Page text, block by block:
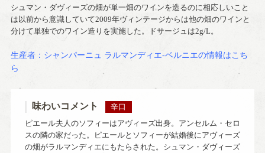
シュマン・ダヴィーズの畑が単一畑のワインを造るのに相応しいこと
は以前から意識していて2009年ヴィンテージからは他の畑のワインと
分けて単独でのワイン造りを実施した。ドサージュは2g/L。
生産者：シャンパーニュ ラルマンディエ‐ベルニエの情報はこち
ら
味わいコメント
辛口
ピエール夫人のソフィーはアヴィーズ出身。アンセルム・セロ
スの隣の家だった。ピエールとソフィーが結婚後にアヴィーズ
の畑がラルマンディエにもたらされた。シュマン・ダヴィーズ